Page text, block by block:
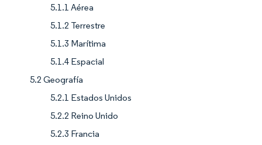
5.1.1 Aérea
5.1.2 Terrestre
5.1.3 Marítima
5.1.4 Espacial
5.2 Geografía
5.2.1 Estados Unidos
5.2.2 Reino Unido
5.2.3 Francia